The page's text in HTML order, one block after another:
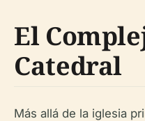
El
Catedral
Más allá de la iglesia